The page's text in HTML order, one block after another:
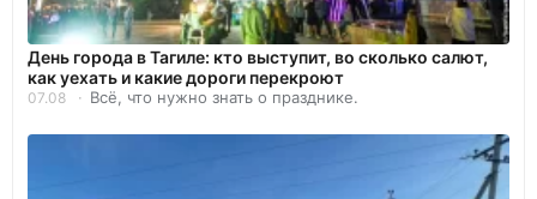
День города в Тагиле: кто выступит, во сколько салют,
как уехать и какие дороги перекроют
07.08 Всё, что нужно знать о празднике.